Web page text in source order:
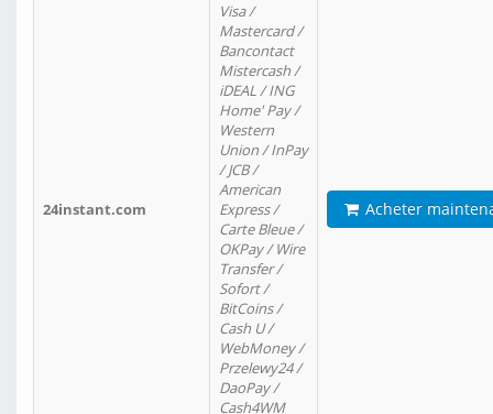
24instant.com
Visa /
Mastercard /
Bancontact
Mistercash /
iDEAL / ING
Home' Pay /
Western
Union / InPay
/ JCB /
American
Express /
Carte Bleue /
OKPay / Wire
Transfer /
Sofort /
BitCoins /
Cash U /
WebMoney /
Przelewy24 /
DaoPay /
Cash4WM
Acheter